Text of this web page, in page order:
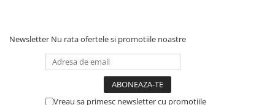
Newsletter Nu rata ofertele si promotiile noastre
Vreau sa primesc newsletter cu promotiile